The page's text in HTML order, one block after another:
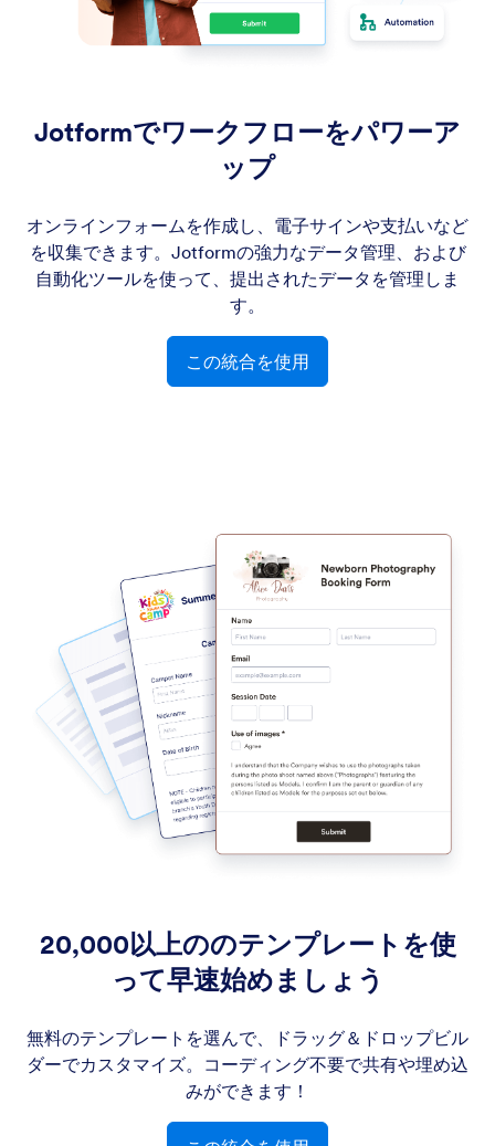
Jotformでワークフローをパワーア
ップ
オンラインフォームを作成し、電子サインや支払いなど
を収集できます。Jotformの強力なデータ管理、および
自動化ツールを使って、提出されたデータを管理しま
す。
この統合を使用
20,000以上ののテンプレートを使
って早速始めましょう
無料のテンプレートを選んで、ドラッグ＆ドロップビル
ダーでカスタマイズ。コーディング不要で共有や埋め込
みができます！